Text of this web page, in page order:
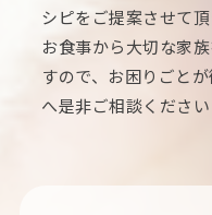
シピをご提案させて頂
お食事から大切な家
すので、お困りごと
へ是非ご相談ください